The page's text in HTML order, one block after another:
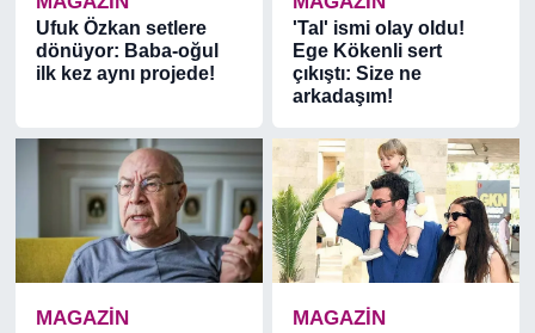
Ufuk Özkan setlere
dönüyor: Baba-oğul
ilk kez aynı projede!
'Tal' ismi olay oldu!
Ege Kökenli sert
çıkıştı: Size ne
arkadaşım!
MAGAZİN MAGAZİN